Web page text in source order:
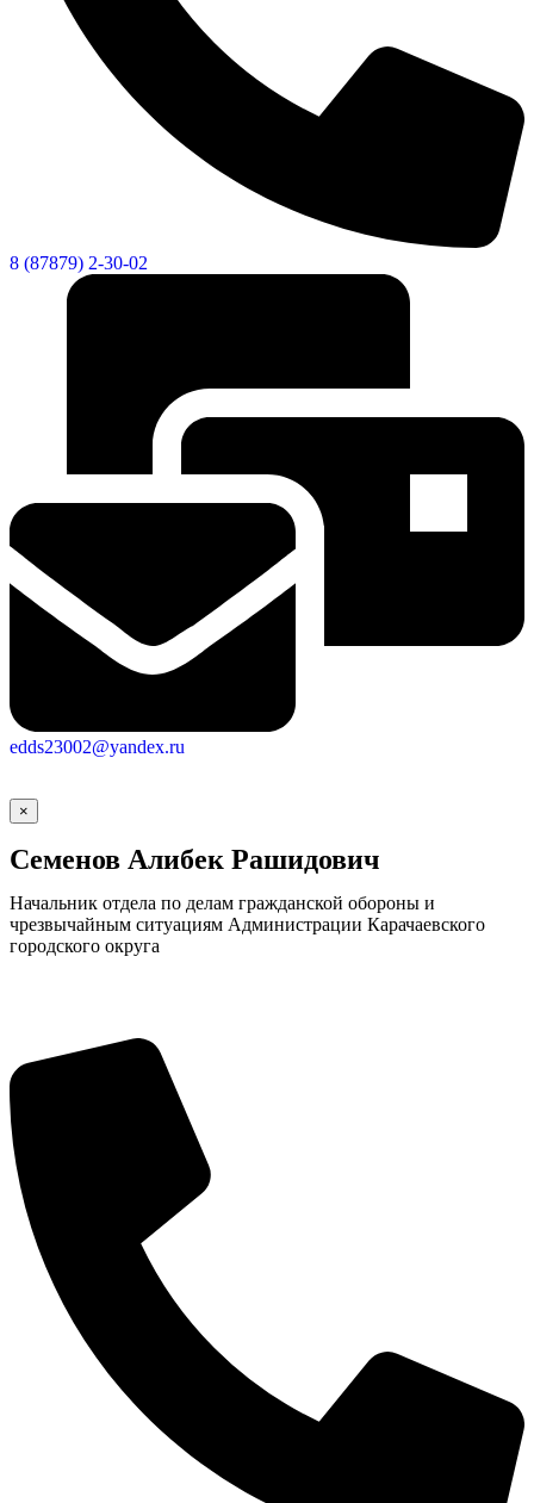
8 (87879) 2-30-02
edds23002@yandex.ru
×
Семенов Алибек Рашидович
Начальник отдела по делам гражданской обороны и
чрезвычайным ситуациям Администрации Карачаевского
городского округа